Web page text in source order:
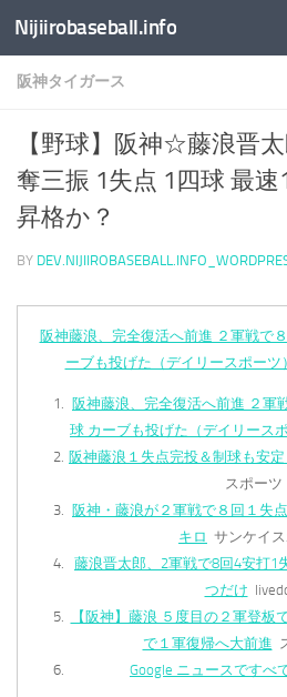
コンテンツへスキップ
Nijiirobaseball.info
阪神タイガース
【野球】阪神☆藤浪晋
奪三振 1失点 1四球 最
昇格か？
BY
阪神藤浪、完全復活へ前進 ２軍戦で
ーブも投げた（デイリースポーツ
阪神藤浪、完全復活へ前進 ２軍
球 カーブも投げた（デイリースポ
阪神藤浪１失点完投＆制球も安
スポーツ
阪神・藤浪が２軍戦で８回１失
キロ サンケイ
藤浪晋太郎、2軍戦で8回4安打1
つだけ
【阪神】藤浪 ５度目の２軍登板
で１軍復帰へ大前進
Google ニュースですべ